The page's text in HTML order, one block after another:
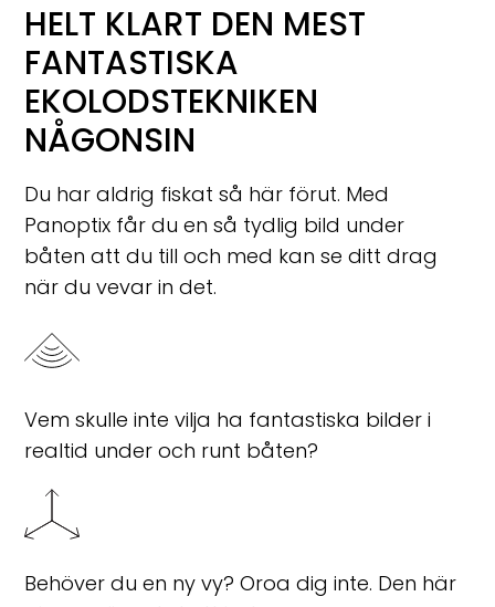
HELT KLART DEN MEST
FANTASTISKA
EKOLODSTEKNIKEN
NÅGONSIN
Du har aldrig fiskat så här förut. Med
Panoptix får du en så tydlig bild under
båten att du till och med kan se ditt drag
när du vevar in det.
Vem skulle inte vilja ha fantastiska bilder i
realtid under och runt båten?
Behöver du en ny vy? Oroa dig inte. Den här